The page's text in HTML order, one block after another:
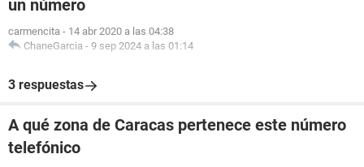
un número
carmencita - 14 abr 2020 a las 04:38
ChaneGarcia - 9 sep 2024 a las 01:14
3 respuestas
A qué zona de Caracas pertenece este número
telefónico